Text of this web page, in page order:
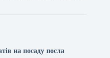
на посаду посла